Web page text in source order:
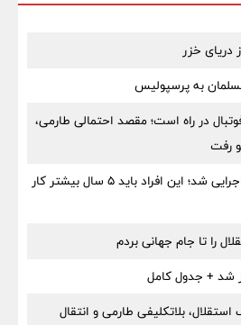
دریای خزر
به پرسپولیس
در راه است؛ مقصد احتمالی طارمی،
شرط جدید بازنشستگی اجرایی شد؛ این افراد باید ۵ سال بیشتر کار
را تا جام جهانی بردم
بلاتکلیفی طارمی و انتقال